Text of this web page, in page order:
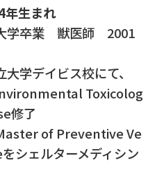
生まれ
学卒業 獣医師 2001
学デイビス校にて、
Toxicolog
修了
of Preventive Ve
シェルターメディシン